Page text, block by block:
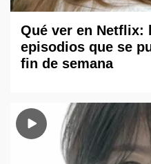
Qué ver en Netflix:
episodios que se
fin de semana